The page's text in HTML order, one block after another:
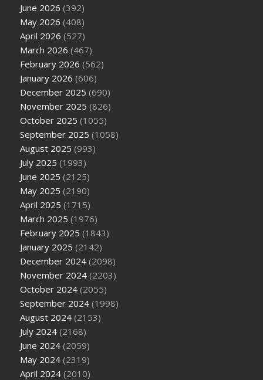
June 2026 (392)
May 2026 (408)
April 2026 (527)
March 2026 (467)
February 2026 (562)
January 2026 (606)
December 2025 (690)
November 2025 (826)
October 2025 (1055)
September 2025 (1058)
August 2025 (993)
July 2025 (1993)
June 2025 (2125)
May 2025 (2190)
April 2025 (1715)
March 2025 (1976)
February 2025 (1843)
January 2025 (2142)
December 2024 (2098)
November 2024 (2203)
October 2024 (2055)
September 2024 (1998)
August 2024 (2153)
July 2024 (2168)
June 2024 (2059)
May 2024 (2319)
April 2024 (2010)